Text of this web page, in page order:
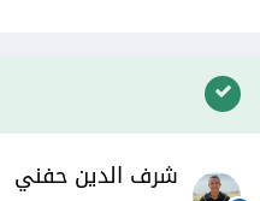
شرف الدين حفني